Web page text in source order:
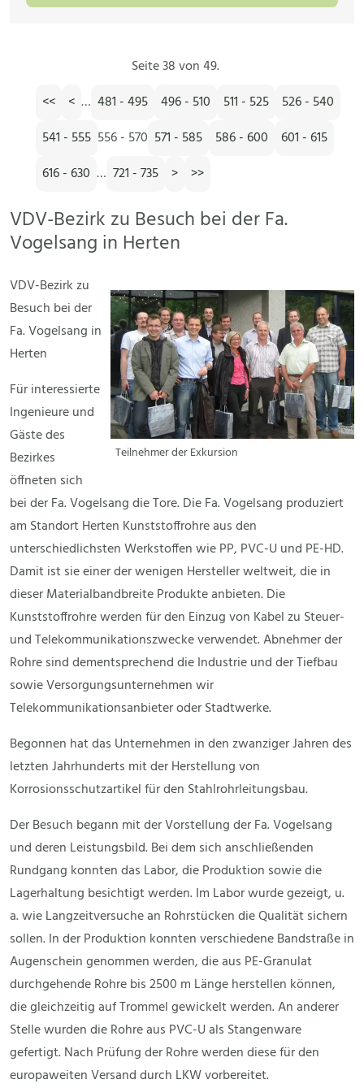
Seite 38 von 49.
<<
< … 481 - 495 496 - 510 511 - 525
526 - 540
541 - 555 556 - 570 571 - 585 586 - 600
601 - 615
616 - 630 … 721 - 735 > >>
VDV-Bezirk zu Besuch bei der Fa.
Vogelsang in Herten
Teilnehmer der Exkursion
VDV-Bezirk zu
Besuch bei der
Fa. Vogelsang in
Herten
Für interessierte
Ingenieure und
Gäste des
Bezirkes
öffneten sich
bei der Fa. Vogelsang die Tore. Die Fa. Vogelsang produziert
am Standort Herten Kunststoffrohre aus den
unterschiedlichsten Werkstoffen wie PP, PVC-U und PE-HD.
Damit ist sie einer der wenigen Hersteller weltweit, die in
dieser Materialbandbreite Produkte anbieten. Die
Kunststoffrohre werden für den Einzug von Kabel zu Steuer-
und Telekommunikationszwecke verwendet. Abnehmer der
Rohre sind dementsprechend die Industrie und der Tiefbau
sowie Versorgungsunternehmen wir
Telekommunikationsanbieter oder Stadtwerke.
Begonnen hat das Unternehmen in den zwanziger Jahren des
letzten Jahrhunderts mit der Herstellung von
Korrosionsschutzartikel für den Stahlrohrleitungsbau.
Der Besuch begann mit der Vorstellung der Fa. Vogelsang
und deren Leistungsbild. Bei dem sich anschließenden
Rundgang konnten das Labor, die Produktion sowie die
Lagerhaltung besichtigt werden. Im Labor wurde gezeigt, u.
a. wie Langzeitversuche an Rohrstücken die Qualität sichern
sollen. In der Produktion konnten verschiedene Bandstraße in
Augenschein genommen werden, die aus PE-Granulat
durchgehende Rohre bis 2500 m Länge herstellen können,
die gleichzeitig auf Trommel gewickelt werden. An anderer
Stelle wurden die Rohre aus PVC-U als Stangenware
gefertigt. Nach Prüfung der Rohre werden diese für den
europaweiten Versand durch LKW vorbereitet.